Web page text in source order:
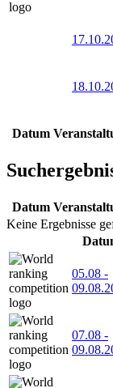
Datum
Datum
Keine Ergebnisse
05.08 -
07.08 -